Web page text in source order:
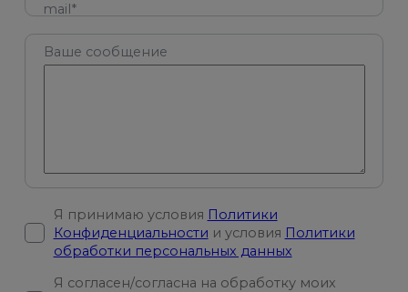
mail*
Ваше сообщение
Я принимаю условия Политики
Конфиденциальности и условия Политики
обработки персональных данных
Я согласен/согласна на обработку моих